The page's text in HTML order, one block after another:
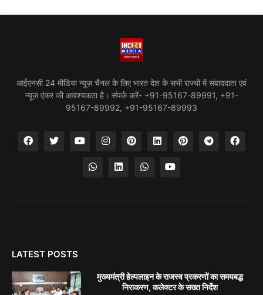
आईएनसी 24 मीडिया न्यूज़ चैनल के लिए भारत देश के सभी राज्यों में संवाददाता एवं
न्यूज़ एंकर की आवश्यकता है। संपर्क करें- +91-95167-89991, +91-
95167-89992, +91-95167-89993
LATEST POSTS
मुख्यमंत्री हेल्पलाइन के राजस्व प्रकरणों का समयबद्ध
निराकरण, कलेक्टर के सख्त निर्देश